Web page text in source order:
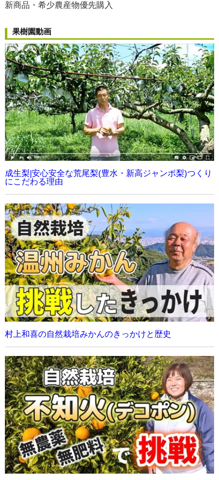
新商品・希少農産物優先購入
果樹園動画
成生梨|安心安全な荒尾梨(豊水・新高ジャンボ梨)つくり
にこだわる理由
村上和喜の自然栽培みかんのきっかけと歴史